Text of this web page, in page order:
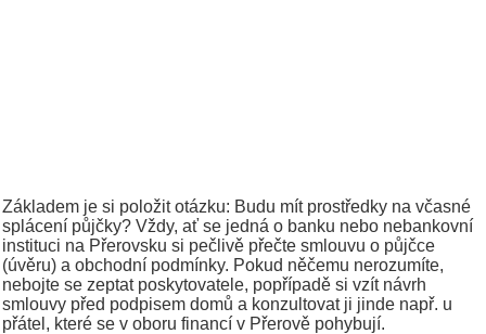
Základem je si položit otázku: Budu mít prostředky na včasné
splácení půjčky? Vždy, ať se jedná o banku nebo nebankovní
instituci na Přerovsku si pečlivě přečte smlouvu o půjčce
(úvěru) a obchodní podmínky. Pokud něčemu nerozumíte,
nebojte se zeptat poskytovatele, popřípadě si vzít návrh
smlouvy před podpisem domů a konzultovat ji jinde např. u
přátel, které se v oboru financí v Přerově pohybují.